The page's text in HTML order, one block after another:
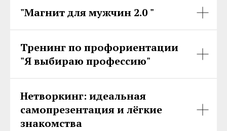
"Магнит для мужчин 2.0 "
Тренинг по профориентации
"Я выбираю профессию"
Нетворкинг: идеальная
самопрезентация и лёгкие
знакомства